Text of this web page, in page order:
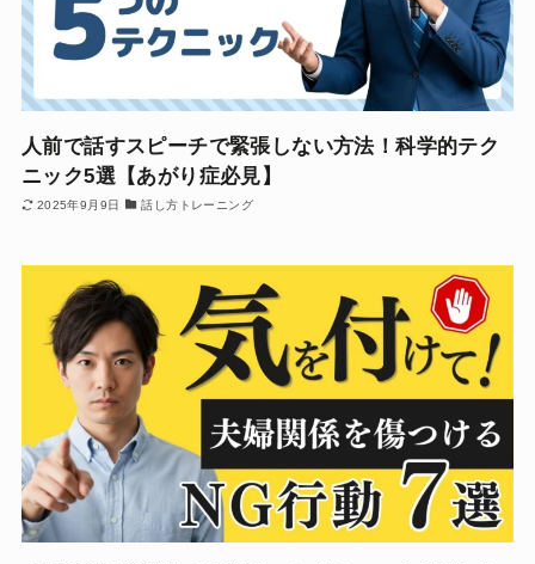
人前で話すスピーチで緊張しない方法！科学的テク
ニック5選【あがり症必見】
2025年9月9日 話し方トレーニング